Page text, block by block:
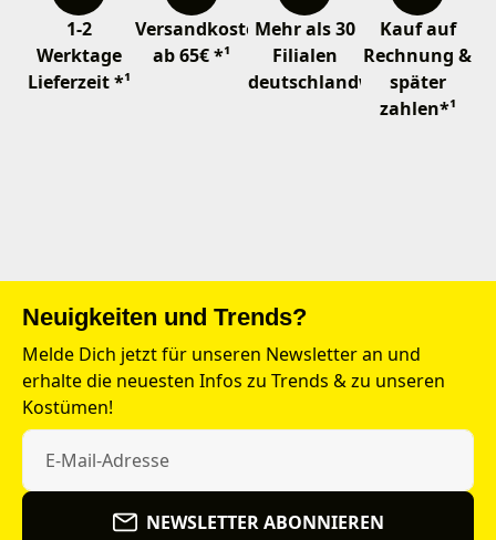
1-2
Werktage
Lieferzeit *¹
Versandkostenfrei
ab 65€ *¹
Mehr als 30
Filialen
deutschlandweit
Kauf auf
Rechnung &
später
zahlen*¹
Neuigkeiten und Trends?
Melde Dich jetzt für unseren Newsletter an und
erhalte die neuesten Infos zu Trends & zu unseren
Kostümen!
NEWSLETTER ABONNIEREN